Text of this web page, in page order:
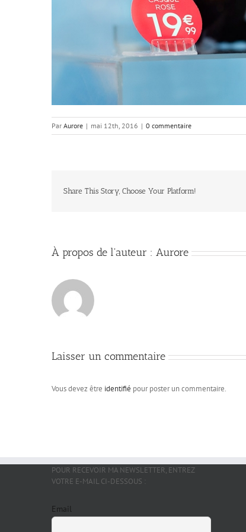
Par Aurore | mai 12th, 2016 | 0 commentaire
Share This Story, Choose Your Platform!
À propos de l'auteur : Aurore
Laisser un commentaire
Vous devez être identifié pour poster un commentaire.
POUR RECEVOIR MA NEWSLETTER, ENTREZ
VOTRE E-MAIL CI-DESSOUS :
Email